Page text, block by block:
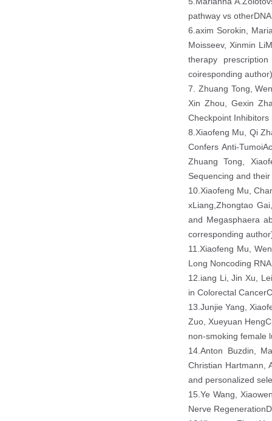
pathway vs
6.axim Sorokin,
Moisseev, Xinmin
therapy
coiresponding
7. Zhuang Tong,
Xin Zhou, Gexin
Checkpoint
8.Xiaofeng Mu, Qi
Confers Anti-
Zhuang Tong,
Sequencing and
10.Xiaofeng Mu,
xLiang,Zhongtao
and Megasphaera
corresponding
11.Xiaofeng Mu,
Long Noncoding
12.iang Li, Jin Xu,
in Colorectal
13.Junjie Yang,
Zuo, Xueyuan
non-smoking female
14.Anton Buzdin,
Christian Hartmann,
and personalized
15.Ye Wang,
Nerve